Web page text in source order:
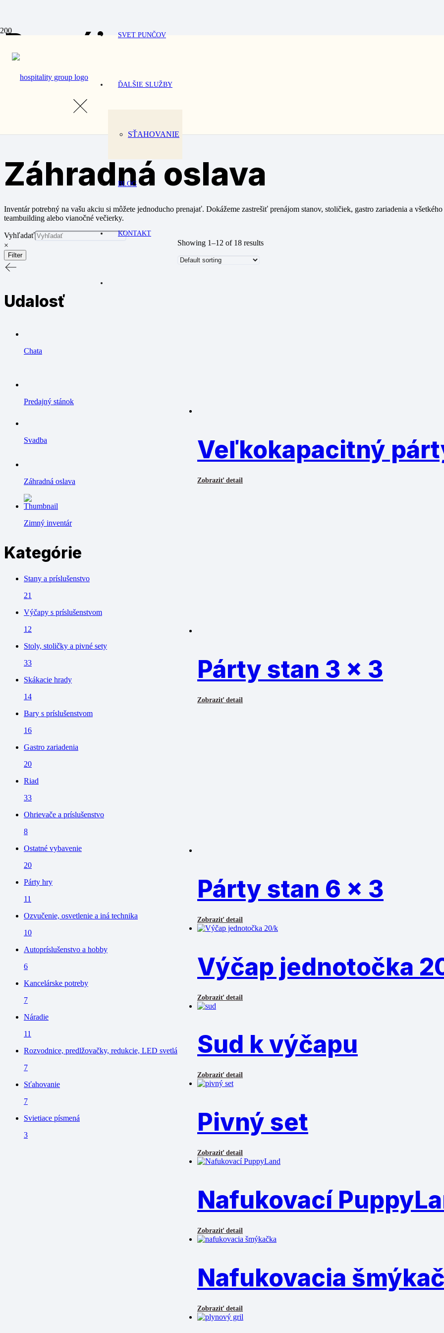
SVET PUNČOV
ĎALŠIE SLUŽBY
SŤAHOVANIE
BLOG
KONTAKT
Prenájom
Záhradná oslava
teambuilding alebo vianočné večierky.
Záhradná oslava
Inventár potrebný na vašu akciu si môžete jednoducho prenajať. Dokážeme zastrešiť prenájom stanov, stoličiek, gastro zariadenia a
teambuilding alebo vianočné večierky.
Vyhľadať
×
Filter
Udalosť
Chata
Predajný stánok
Svadba
Záhradná oslava
Zimný inventár
Kategórie
Stany a príslušenstvo
21
Výčapy s príslušenstvom
12
Stoly, stoličky a pivné sety
33
Skákacie hrady
14
Bary s príslušenstvom
16
Gastro zariadenia
20
Riad
33
Ohrievače a príslušenstvo
8
Ostatné vybavenie
20
Párty hry
11
Ozvučenie, osvetlenie a iná technika
10
Autopríslušenstvo a hobby
6
Kancelárske potreby
7
Náradie
11
Rozvodnice, predlžovačky, redukcie, LED svetlá
7
Sťahovanie
7
Svietiace písmená
3
Showing 1–12 of 18 results
Veľkokapacitný
Zobraziť detail
Párty stan 3 x 3
Zobraziť detail
Párty stan 6 x 3
Zobraziť detail
Výčap jednotočka
Zobraziť detail
Sud k výčapu
Zobraziť detail
Pivný set
Zobraziť detail
Nafukovací
Zobraziť detail
Nafukovacia
Zobraziť detail